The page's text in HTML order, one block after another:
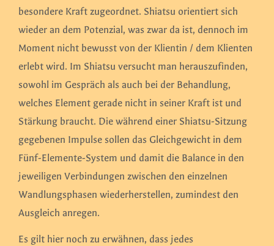
besondere Kraft zugeordnet. Shiatsu orientiert sich
wieder an dem Potenzial, was zwar da ist, dennoch im
Moment nicht bewusst von der Klientin / dem Klienten
erlebt wird. Im Shiatsu versucht man herauszufinden,
sowohl im Gespräch als auch bei der Behandlung,
welches Element gerade nicht in seiner Kraft ist und
Stärkung braucht. Die während einer Shiatsu-Sitzung
gegebenen Impulse sollen das Gleichgewicht in dem
Fünf-Elemente-System und damit die Balance in den
jeweiligen Verbindungen zwischen den einzelnen
Wandlungsphasen wiederherstellen, zumindest den
Ausgleich anregen.
Es gilt hier noch zu erwähnen, dass jedes